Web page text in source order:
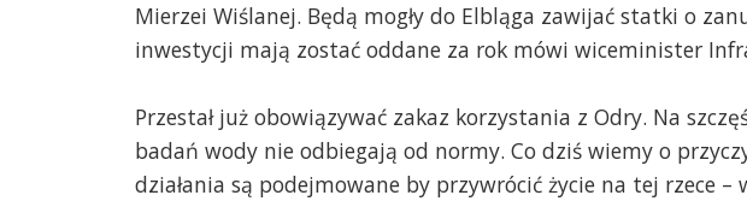
Mierzei Wiślanej. Będą mogły do Elbląga zawijać statki o
inwestycji mają zostać oddane za rok mówi wiceminister
Przestał już obowiązywać zakaz korzystania z Odry. Na
badań wody nie odbiegają od normy. Co dziś wiemy o
działania są podejmowane by przywrócić życie na tej rzece